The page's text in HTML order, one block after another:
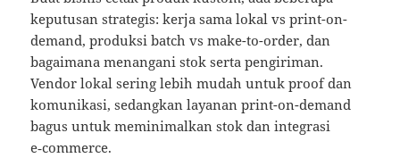
keputusan strategis: kerja sama lokal vs print-on-
demand, produksi batch vs make-to-order, dan
bagaimana menangani stok serta pengiriman.
Vendor lokal sering lebih mudah untuk proof dan
komunikasi, sedangkan layanan print-on-demand
bagus untuk meminimalkan stok dan integrasi
e‑commerce.